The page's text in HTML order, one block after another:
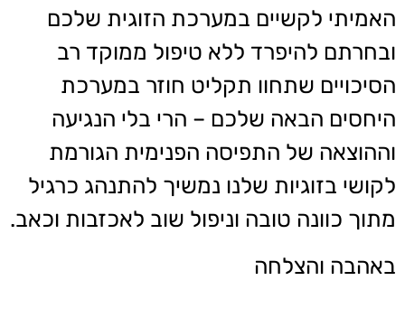
האמיתי לקשיים במערכת הזוגית שלכם
ובחרתם להיפרד ללא טיפול ממוקד רב
הסיכויים שתחוו תקליט חוזר במערכת
היחסים הבאה שלכם – הרי בלי הנגיעה
וההוצאה של התפיסה הפנימית הגורמת
לקושי בזוגיות שלנו נמשיך להתנהג כרגיל
מתוך כוונה טובה וניפול שוב לאכזבות וכאב.
באהבה והצלחה